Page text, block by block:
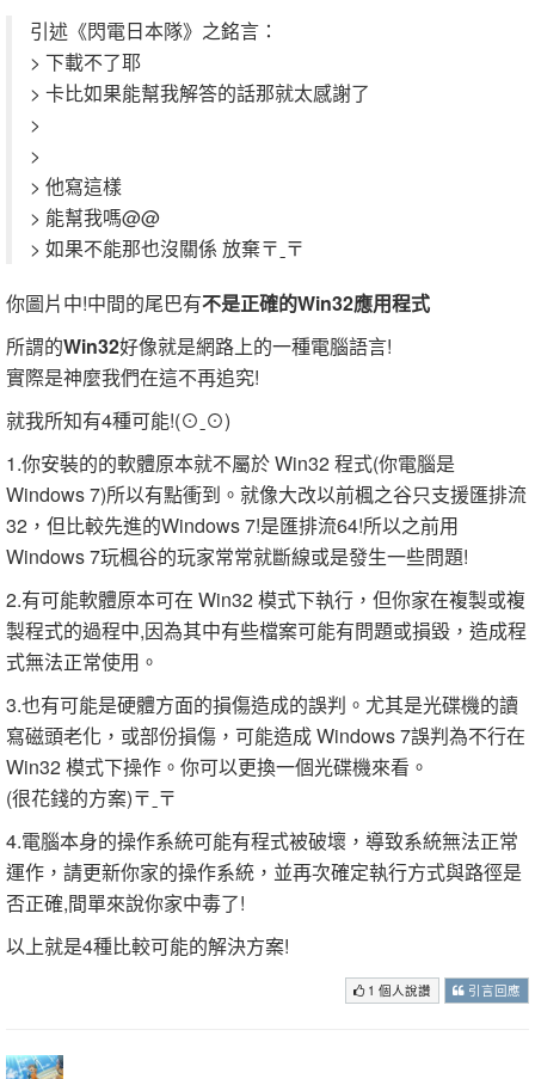
引述《閃電日本隊》之銘言：
> 下載不了耶
> 卡比如果能幫我解答的話那就太感謝了
>
>
> 他寫這樣
> 能幫我嗎@@
> 如果不能那也沒關係 放棄〒ˍ〒
你圖片中!中間的尾巴有不是正確的Win32應用程式
所謂的Win32好像就是網路上的一種電腦語言!
實際是神麼我們在這不再追究!
就我所知有4種可能!(⊙ˍ⊙)
1.你安裝的的軟體原本就不屬於 Win32 程式(你電腦是
Windows 7)所以有點衝到。就像大改以前楓之谷只支援匯排流
32，但比較先進的Windows 7!是匯排流64!所以之前用
Windows 7玩楓谷的玩家常常就斷線或是發生一些問題!
2.有可能軟體原本可在 Win32 模式下執行，但你家在複製或複
製程式的過程中,因為其中有些檔案可能有問題或損毀，造成程
式無法正常使用。
3.也有可能是硬體方面的損傷造成的誤判。尤其是光碟機的讀
寫磁頭老化，或部份損傷，可能造成 Windows 7誤判為不行在
Win32 模式下操作。你可以更換一個光碟機來看。
(很花錢的方案)〒ˍ〒
4.電腦本身的操作系統可能有程式被破壞，導致系統無法正常
運作，請更新你家的操作系統，並再次確定執行方式與路徑是
否正確,間單來說你家中毒了!
以上就是4種比較可能的解決方案!
1 個人說讚 引言回應